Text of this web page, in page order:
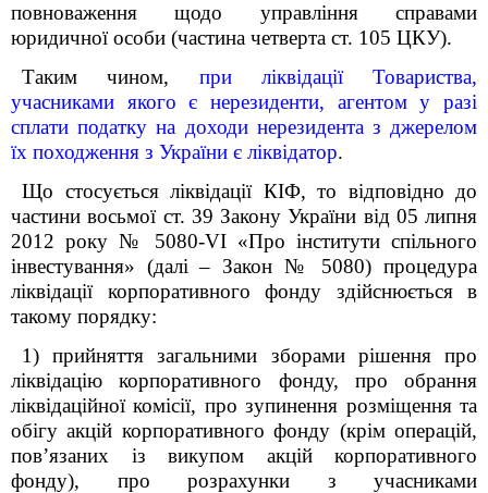
повноваження щодо управління справами
юридичної особи (частина четверта ст. 105 ЦКУ).
Таким чином, при ліквідації Товариства,
учасниками якого є нерезиденти, агентом у разі
сплати податку на доходи нерезидента з джерелом
їх походження з України є ліквідатор.
Що стосується ліквідації КІФ, то відповідно до
частини восьмої ст. 39 Закону України від 05 липня
2012 року № 5080-VI «Про інститути спільного
інвестування» (далі – Закон № 5080) процедура
ліквідації корпоративного фонду здійснюється в
такому порядку:
1) прийняття загальними зборами рішення про
ліквідацію корпоративного фонду, про обрання
ліквідаційної комісії, про зупинення розміщення та
обігу акцій корпоративного фонду (крім операцій,
пов’язаних із викупом акцій корпоративного
фонду), про розрахунки з учасниками